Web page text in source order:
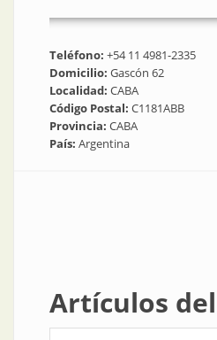
Teléfono: +54 11 4981-2335
Domicilio: Gascón 62
Localidad: CABA
Código Postal: C1181ABB
Provincia: CABA
País: Argentina
Artículos